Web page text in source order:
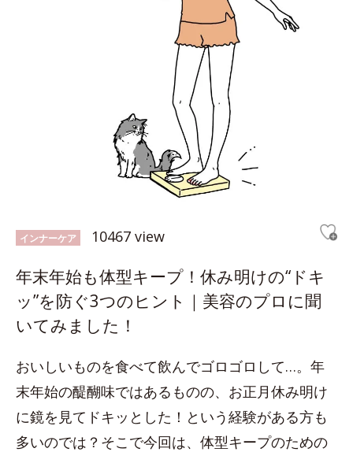
インナーケア 10467 view
年末年始も体型キープ！休み明けの“ドキ
ッ”を防ぐ3つのヒント｜美容のプロに聞
いてみました！
おいしいものを食べて飲んでゴロゴロして…。年
末年始の醍醐味ではあるものの、お正月休み明け
に鏡を見てドキッとした！という経験がある方も
多いのでは？そこで今回は、体型キープのための